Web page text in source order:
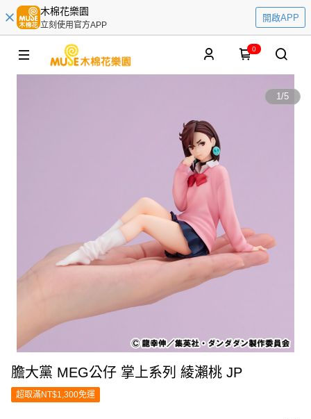
木棉花樂園
立刻使用官方APP
開啟APP
0
1/5
膽大黨 MEG公仔 掌上系列 綾瀨桃 JP
超取滿NT$1,300免運